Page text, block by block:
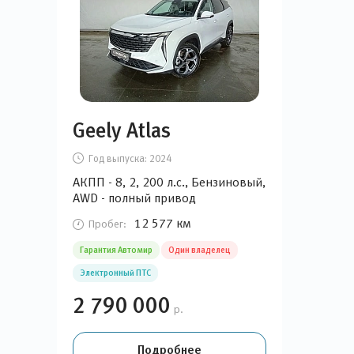
Geely Atlas
Год выпуска: 2024
АКПП - 8, 2, 200 л.с., Бензиновый,
AWD - полный привод
Пробег: 12 577 км
Гарантия Автомир Один владелец
Электронный ПТС
2 790 000 р.
Подробнее